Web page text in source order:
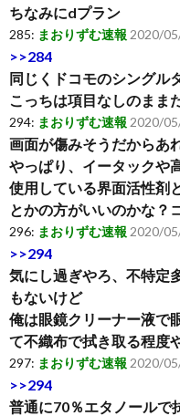
ちなみにdプラン
285: まおりずむ速報 2020/
>>284
同じくドコモのシングル
こっちは項目なしのまま
294: まおりずむ速報 2020/
画面が傷みそうだからあ
やっぱり、イータックや
使用している界面活性剤
とかの方がいいのかな？
296: まおりずむ速報 2020/
>>294
気にし過ぎやろ、不特定
もないけど
俺は眼鏡クリーナー液で
て不織布で拭き取る程度
297: まおりずむ速報 2020/
>>294
普通に70％エタノールで